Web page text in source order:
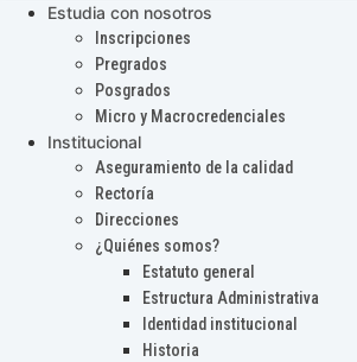
Estudia con nosotros
Inscripciones
Pregrados
Posgrados
Micro y Macrocredenciales
Institucional
Aseguramiento de la calidad
Rectoría
Direcciones
¿Quiénes somos?
Estatuto general
Estructura Administrativa
Identidad institucional
Historia